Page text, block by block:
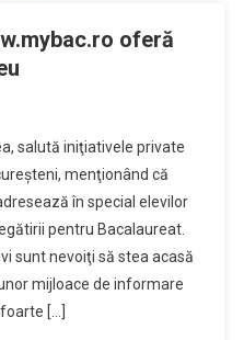
oferă
salută iniţiativele private
menţionând că
în special elevilor
pentru Bacalaureat.
sunt nevoiţi să stea acasă
mijloace de informare
[…]